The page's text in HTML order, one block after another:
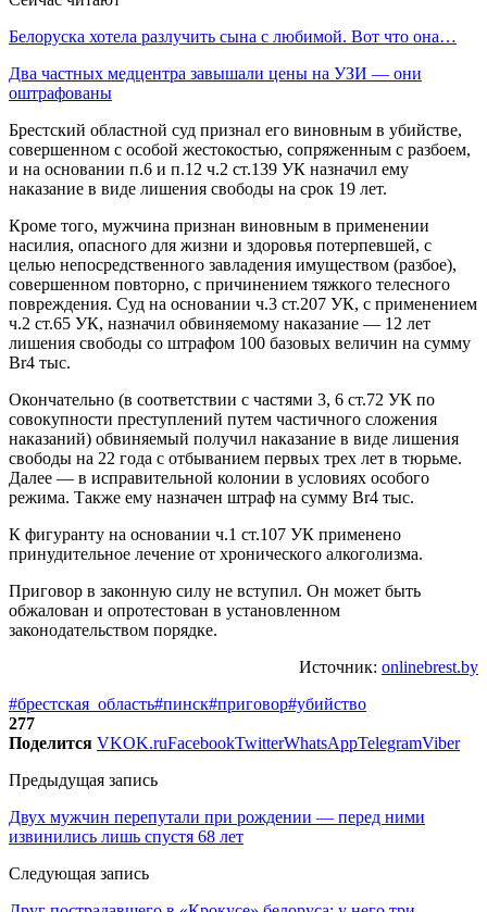
Белоруска хотела разлучить сына с любимой. Вот что она…
Два частных медцентра завышали цены на УЗИ — они
оштрафованы
Брестский областной суд признал его виновным в убийстве,
совершенном с особой жестокостью, сопряженным с разбоем,
и на основании п.6 и п.12 ч.2 ст.139 УК назначил ему
наказание в виде лишения свободы на срок 19 лет.
Кроме того, мужчина признан виновным в применении
насилия, опасного для жизни и здоровья потерпевшей, с
целью непосредственного завладения имуществом (разбое),
совершенном повторно, с причинением тяжкого телесного
повреждения. Суд на основании ч.3 ст.207 УК, с применением
ч.2 ст.65 УК, назначил обвиняемому наказание — 12 лет
лишения свободы со штрафом 100 базовых величин на сумму
Br4 тыс.
Окончательно (в соответствии с частями 3, 6 ст.72 УК по
совокупности преступлений путем частичного сложения
наказаний) обвиняемый получил наказание в виде лишения
свободы на 22 года с отбыванием первых трех лет в тюрьме.
Далее — в исправительной колонии в условиях особого
режима. Также ему назначен штраф на сумму Br4 тыс.
К фигуранту на основании ч.1 ст.107 УК применено
принудительное лечение от хронического алкоголизма.
Приговор в законную силу не вступил. Он может быть
обжалован и опротестован в установленном
законодательством порядке.
Источник: onlinebrest.by
#брестская_область#пинск#приговор#убийство
277
Поделится VKOK.ruFacebookTwitterWhatsAppTelegramViber
Предыдущая запись
Двух мужчин перепутали при рождении — перед ними
извинились лишь спустя 68 лет
Следующая запись